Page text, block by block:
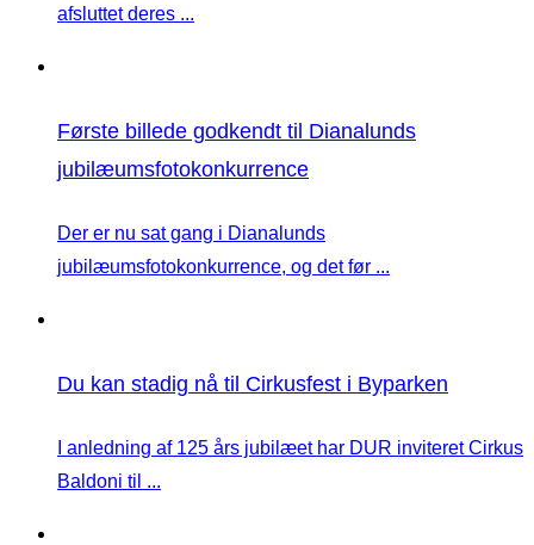
afsluttet deres ...
Første billede godkendt til Dianalunds
jubilæumsfotokonkurrence
Der er nu sat gang i Dianalunds
jubilæumsfotokonkurrence, og det før ...
Du kan stadig nå til Cirkusfest i Byparken
I anledning af 125 års jubilæet har DUR inviteret Cirkus
Baldoni til ...